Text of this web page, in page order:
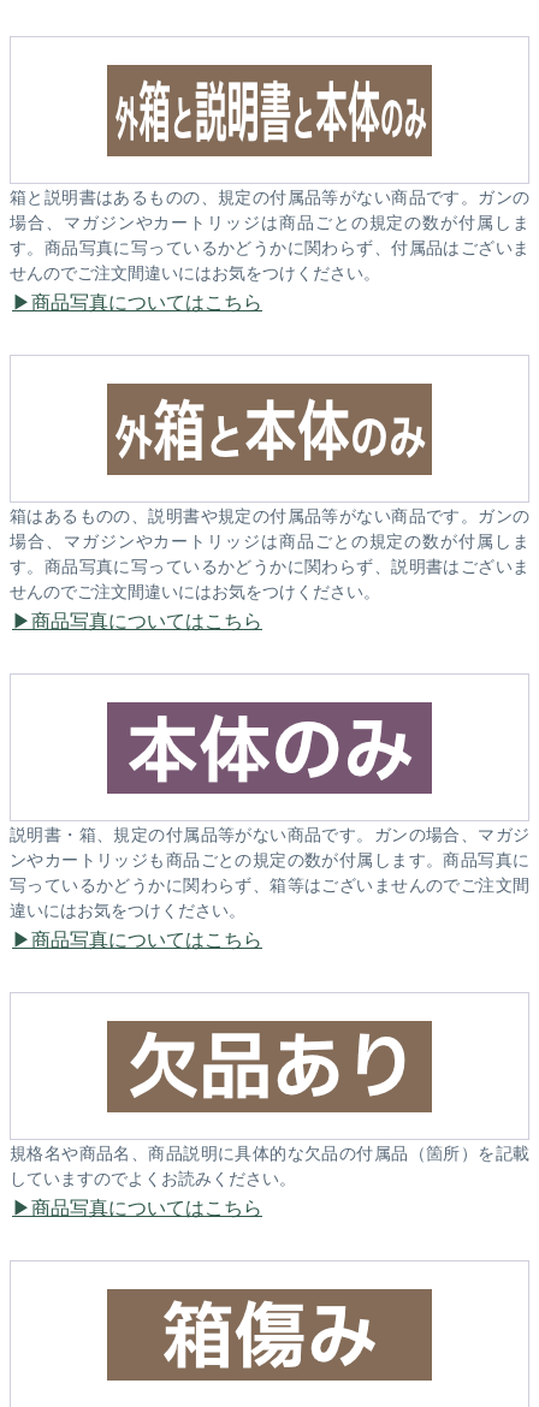
箱と説明書はあるものの、規定の付属品等がない商品です。ガンの
場合、マガジンやカートリッジは商品ごとの規定の数が付属しま
す。商品写真に写っているかどうかに関わらず、付属品はございま
せんのでご注文間違いにはお気をつけください。
商品写真についてはこちら
箱はあるものの、説明書や規定の付属品等がない商品です。ガンの
場合、マガジンやカートリッジは商品ごとの規定の数が付属しま
す。商品写真に写っているかどうかに関わらず、説明書はございま
せんのでご注文間違いにはお気をつけください。
商品写真についてはこちら
説明書・箱、規定の付属品等がない商品です。ガンの場合、マガジ
ンやカートリッジも商品ごとの規定の数が付属します。商品写真に
写っているかどうかに関わらず、箱等はございませんのでご注文間
違いにはお気をつけください。
商品写真についてはこちら
規格名や商品名、商品説明に具体的な欠品の付属品（箇所）を記載
していますのでよくお読みください。
商品写真についてはこちら